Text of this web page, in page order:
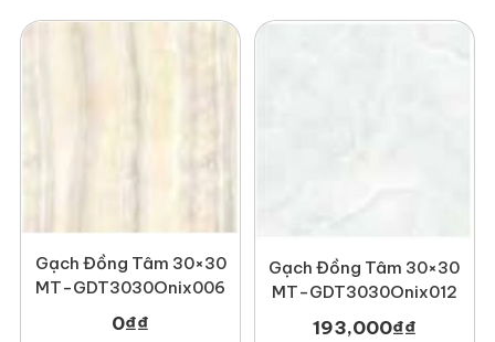
Gạch Đồng Tâm 30×30
MT-GDT3030Onix006
0₫₫
Gạch Đồng Tâm 30×30
MT-GDT3030Onix012
193,000₫₫